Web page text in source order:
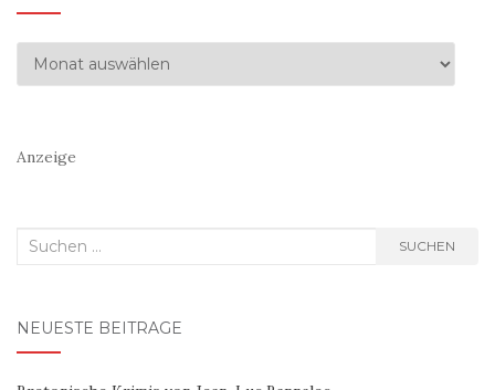
Archiv
Anzeige
Suchen
SUCHEN
NEUESTE BEITRÄGE